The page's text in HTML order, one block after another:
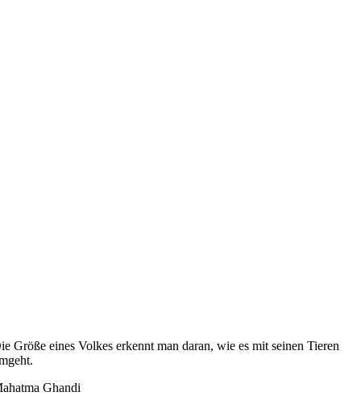
Größe eines Volkes erkennt man daran, wie es mit seinen Tieren
Ghandi